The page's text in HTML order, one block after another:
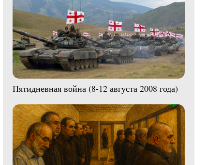
Пятидневная война (8-12 августа 2008 года)